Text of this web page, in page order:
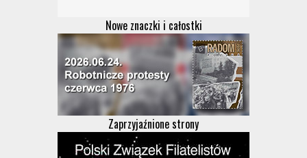
Nowe znaczki i całostki
Zaprzyjaźnione strony